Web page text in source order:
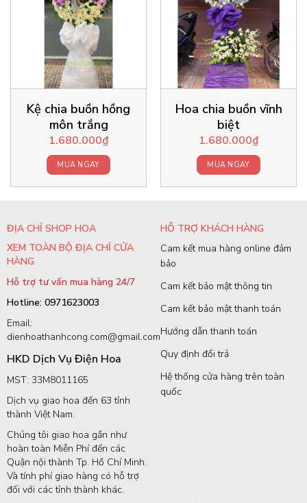
Kệ chia buồn hồng
môn trắng
1.680.000₫
MUA NGAY
Hoa chia buồn vĩnh
biệt
1.680.000₫
MUA NGAY
ĐỊA CHỈ SHOP HOA
XEM TOÀN BỘ ĐỊA CHỈ CỬA
HÀNG
Hỗ trợ tư vấn mua hàng 24/7
Hotline: 0971623003
Email:
dienhoathanhcong.com@gmail.com
HKD Dịch Vụ Điện Hoa
MST: 33M8011165
Dịch vụ giao hoa đến 63 tỉnh
thành Việt Nam.
Chúng tôi giao hoa gần như
hoàn toàn Miễn Phí đến các
Quận nội thành Tp. Hồ Chí Minh.
Và tính phí giao hàng có hỗ trợ
đối với các tỉnh thành khác.
HỖ TRỢ KHÁCH HÀNG
Cam kết mua hàng online đảm
bảo
Cam kết bảo mật thông tin
Cam kết bảo mật thanh toán
Hướng dẫn thanh toán
Quy định đổi trả
Hệ thống cửa hàng trên toàn
quốc